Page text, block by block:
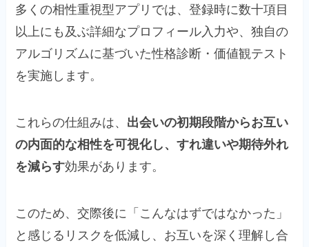
多くの相性重視型アプリでは、登録時に数十項目
以上にも及ぶ詳細なプロフィール入力や、独自の
アルゴリズムに基づいた性格診断・価値観テスト
を実施します。
これらの仕組みは、 出会いの初期段階からお互い
の内面的な相性を可視化し、すれ違いや期待外れ
を減らす効果があります。
このため、交際後に「こんなはずではなかった」
と感じるリスクを低減し、お互いを深く理解し合